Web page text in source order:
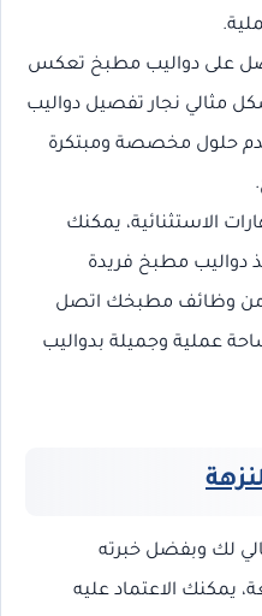
على دواليب مطبخ تعكس
مثالي نجار تفصيل دواليب
حلول مخصصة ومبتكرة
الاستثنائية، يمكنك
دواليب مطبخ فريدة
وظائف مطبخك اتصل
عملية وجميلة بدواليب
لك وبفضل خبرته
يمكنك الاعتماد عليه